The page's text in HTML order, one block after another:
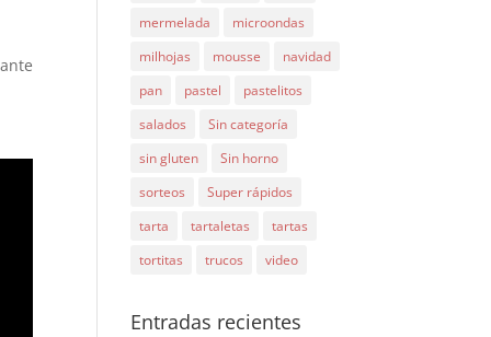
mermelada
microondas
milhojas
mousse
navidad
pan
pastel
pastelitos
salados
Sin categoría
sin gluten
Sin horno
sorteos
Super rápidos
tarta
tartaletas
tartas
tortitas
trucos video
Entradas recientes